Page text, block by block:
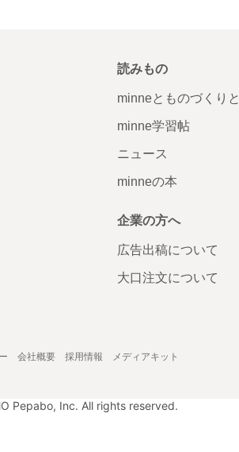
読みもの
minneとものづくりと
minne学習帖
ニュース
minneの本
企業の方へ
広告出稿について
大口注文について
会社概要 採用情報 メディアキット
Pepabo, Inc. All rights reserved.